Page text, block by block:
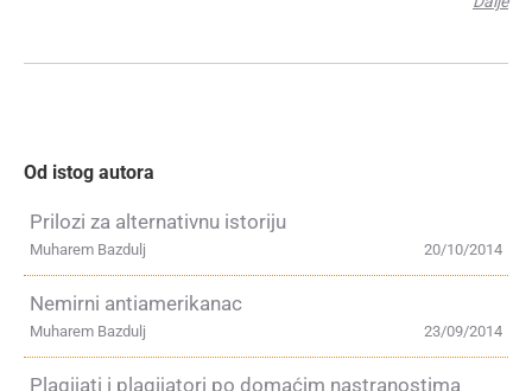
Od istog autora
Prilozi za alternativnu istoriju
20/10/2014
Muharem Bazdulj
Nemirni antiamerikanac
23/09/2014
Muharem Bazdulj
Plagijati i plagijatori po domaćim nastranostima